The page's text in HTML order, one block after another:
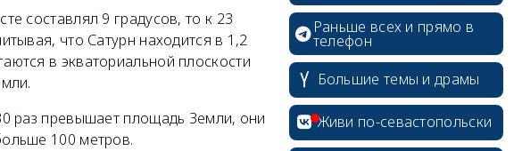
составлял 9 градусов, то к 23
что Сатурн находится в 1,2
в экваториальной плоскости
раз превышает площадь Земли, они
100 метров.
Раньше всех и прямо в
телефон
Большие темы и драмы
Живи по-севастопольски
erid: 2SDnjcrDNw6